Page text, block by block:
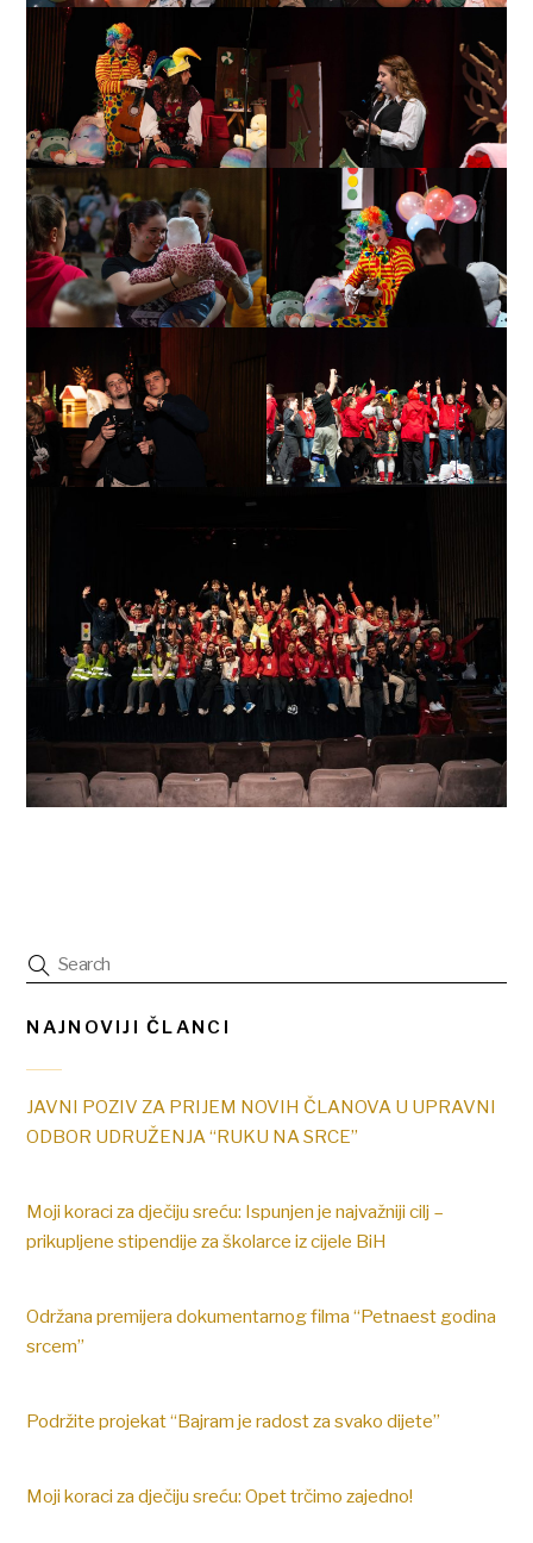
NAJNOVIJI ČLANCI
JAVNI POZIV ZA PRIJEM NOVIH ČLANOVA U UPRAVNI
ODBOR UDRUŽENJA “RUKU NA SRCE”
Moji koraci za dječiju sreću: Ispunjen je najvažniji cilj –
prikupljene stipendije za školarce iz cijele BiH
Održana premijera dokumentarnog filma “Petnaest godina
srcem”
Podržite projekat “Bajram je radost za svako dijete”
Moji koraci za dječiju sreću: Opet trčimo zajedno!